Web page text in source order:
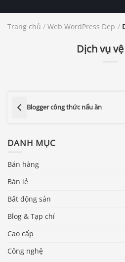
Trang chủ / Web WordPress Đẹp /
Dịch vụ
Blogger công thức nấu ăn
DANH MỤC
Bán hàng
Bán lẻ
Bất động sản
Blog & Tạp chí
Cao cấp
Công nghệ